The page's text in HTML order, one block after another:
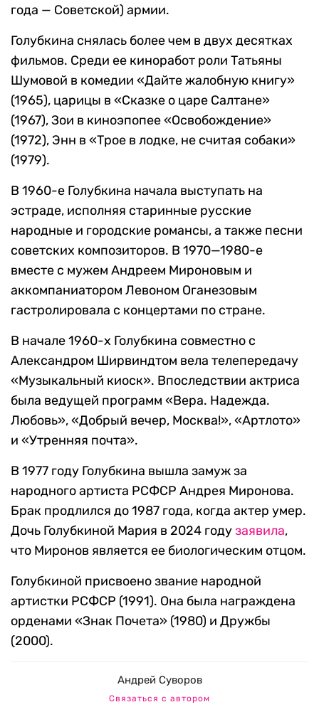
года — Советской) армии.
Голубкина снялась более чем в двух десятках
фильмов. Среди ее киноработ роли Татьяны
Шумовой в комедии «Дайте жалобную книгу»
(1965), царицы в «Сказке о царе Салтане»
(1967), Зои в киноэпопее «Освобождение»
(1972), Энн в «Трое в лодке, не считая собаки»
(1979).
В 1960-е Голубкина начала выступать на
эстраде, исполняя старинные русские
народные и городские романсы, а также песни
советских композиторов. В 1970—1980-е
вместе с мужем Андреем Мироновым и
аккомпаниатором Левоном Оганезовым
гастролировала с концертами по стране.
В начале 1960-х Голубкина совместно с
Александром Ширвиндтом вела телепередачу
«Музыкальный киоск». Впоследствии актриса
была ведущей программ «Вера. Надежда.
Любовь», «Добрый вечер, Москва!», «Артлото»
и «Утренняя почта».
В 1977 году Голубкина вышла замуж за
народного артиста РСФСР Андрея Миронова.
Брак продлился до 1987 года, когда актер умер.
Дочь Голубкиной Мария в 2024 годузаявила,
что Миронов является ее биологическим отцом.
Голубкиной присвоено звание народной
артистки РСФСР (1991). Она была награждена
орденами «Знак Почета» (1980) и Дружбы
(2000).
Андрей Суворов
Связаться с автором